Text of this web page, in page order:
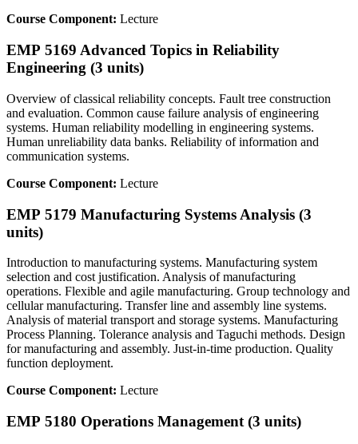
Course Component: Lecture
EMP 5169 Advanced Topics in Reliability
Engineering (3 units)
Overview of classical reliability concepts. Fault tree construction
and evaluation. Common cause failure analysis of engineering
systems. Human reliability modelling in engineering systems.
Human unreliability data banks. Reliability of information and
communication systems.
Course Component: Lecture
EMP 5179 Manufacturing Systems Analysis (3
units)
Introduction to manufacturing systems. Manufacturing system
selection and cost justification. Analysis of manufacturing
operations. Flexible and agile manufacturing. Group technology and
cellular manufacturing. Transfer line and assembly line systems.
Analysis of material transport and storage systems. Manufacturing
Process Planning. Tolerance analysis and Taguchi methods. Design
for manufacturing and assembly. Just-in-time production. Quality
function deployment.
Course Component: Lecture
EMP 5180 Operations Management (3 units)